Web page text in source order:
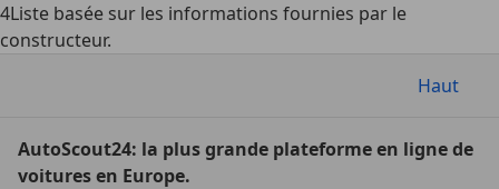
4Liste basée sur les informations fournies par le
constructeur.
Haut
AutoScout24: la plus grande plateforme en ligne de
voitures en Europe.